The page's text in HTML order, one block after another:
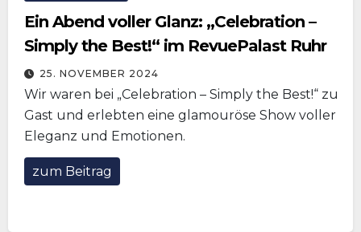
Ein Abend voller Glanz: „Celebration –
Simply the Best!“ im RevuePalast Ruhr
25. NOVEMBER 2024
Wir waren bei „Celebration – Simply the Best!“ zu
Gast und erlebten eine glamouröse Show voller
Eleganz und Emotionen.
zum Beitrag